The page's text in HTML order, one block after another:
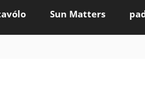
Sun Matters